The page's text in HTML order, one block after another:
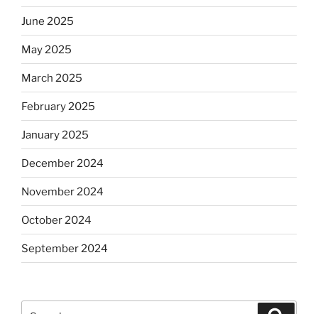
June 2025
May 2025
March 2025
February 2025
January 2025
December 2024
November 2024
October 2024
September 2024